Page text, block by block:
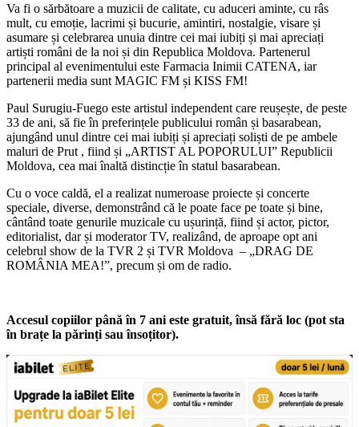
Va fi o sărbătoare a muzicii de calitate, cu aduceri aminte, cu râs
mult, cu emoție, lacrimi și bucurie, amintiri, nostalgie, visare și
asumare și celebrarea unuia dintre cei mai iubiți și mai apreciați
artiști români de la noi și din Republica Moldova. Partenerul
principal al evenimentului este Farmacia Inimii CATENA, iar
partenerii media sunt MAGIC FM și KISS FM!
Paul Surugiu-Fuego este artistul independent care reușește, de peste
33 de ani, să fie în preferințele publicului român și basarabean,
ajungând unul dintre cei mai iubiți și apreciați soliști de pe ambele
maluri de Prut , fiind și „ARTIST AL POPORULUI” Republicii
Moldova, cea mai înaltă distincție în statul basarabean.
Cu o voce caldă, el a realizat numeroase proiecte și concerte
speciale, diverse, demonstrând că le poate face pe toate și bine,
cântând toate genurile muzicale cu ușurință, fiind și actor, pictor,
editorialist, dar și moderator TV, realizând, de aproape opt ani
celebrul show de la TVR 2 și TVR Moldova – „DRAG DE
ROMÂNIA MEA!”, precum și om de radio.
Accesul copiilor până în 7 ani este gratuit, însă fără loc (pot sta
în brațe la părinți sau însoțitor).